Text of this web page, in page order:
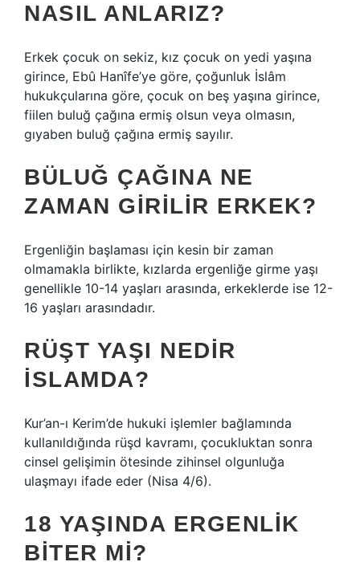
NASIL ANLARIZ?
Erkek çocuk on sekiz, kız çocuk on yedi yaşına
girince, Ebû Hanîfe’ye göre, çoğunluk İslâm
hukukçularına göre, çocuk on beş yaşına girince,
fiilen buluğ çağına ermiş olsun veya olmasın,
gıyaben buluğ çağına ermiş sayılır.
BÜLUĞ ÇAĞINA NE
ZAMAN GIRILIR ERKEK?
Ergenliğin başlaması için kesin bir zaman
olmamakla birlikte, kızlarda ergenliğe girme yaşı
genellikle 10-14 yaşları arasında, erkeklerde ise 12-
16 yaşları arasındadır.
RÜŞT YAŞI NEDIR
ISLAMDA?
Kur’an-ı Kerim’de hukuki işlemler bağlamında
kullanıldığında rüşd kavramı, çocukluktan sonra
cinsel gelişimin ötesinde zihinsel olgunluğa
ulaşmayı ifade eder (Nisa 4/6).
18 YAŞINDA ERGENLIK
BITER MI?